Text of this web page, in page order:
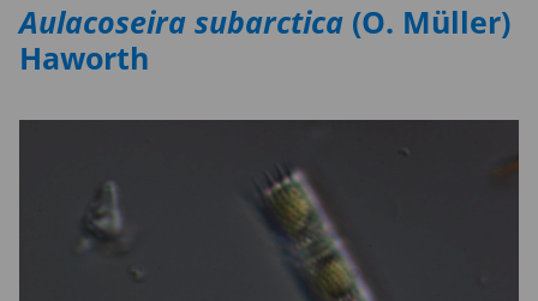
Aulacoseira subarctica (O. Müller)
Haworth